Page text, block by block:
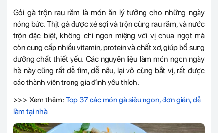
Gỏi gà trộn rau răm là món ăn lý tưởng cho những ngày
nóng bức. Thịt gà được xé sợi và trộn cùng rau răm, và nước
trộn đặc biệt, không chỉ ngon miệng với vị chua ngọt mà
còn cung cấp nhiều vitamin, protein và chất xơ, giúp bổ sung
dưỡng chất thiết yếu. Các nguyên liệu làm món ngon ngày
hè này cũng rất dễ tìm, dễ nấu, lại vô cùng bắt vị, rất được
các thành viên trong gia đình yêu thích.
>>> Xem thêm: Top 37 các món gà siêu ngon, đơn giản, dễ
làm tại nhà